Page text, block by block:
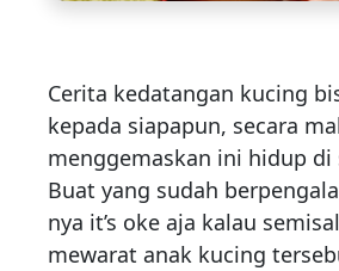
Cerita kedatangan kucing
kepada siapapun, secara
menggemaskan ini hidup
Buat yang sudah
nya it’s oke aja kalau
mewarat anak kucing